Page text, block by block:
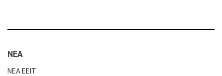
ΝΕΑ
ΝΕΑ ΕΕΙΤ